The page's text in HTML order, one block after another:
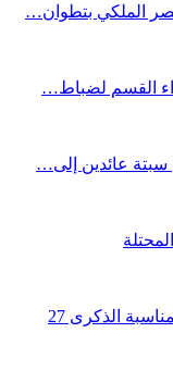
الملكي بتطوان…
القسم لضباط…
سبتة عائدين إلى…
الملك محمد السادس يترأس حفل استقبال بمناسبة الذكرى 27